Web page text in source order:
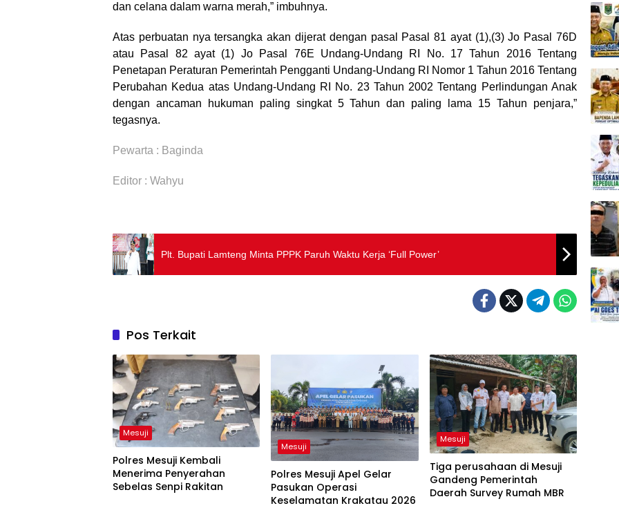
dan celana dalam warna merah,” imbuhnya.
Atas perbuatan nya tersangka akan dijerat dengan pasal Pasal 81 ayat (1),(3) Jo Pasal 76D
atau Pasal 82 ayat (1) Jo Pasal 76E Undang-Undang RI No. 17 Tahun 2016 Tentang
Penetapan Peraturan Pemerintah Pengganti Undang-Undang RI Nomor 1 Tahun 2016 Tentang
Perubahan Kedua atas Undang-Undang RI No. 23 Tahun 2002 Tentang Perlindungan Anak
dengan ancaman hukuman paling singkat 5 Tahun dan paling lama 15 Tahun penjara,”
tegasnya.
Pewarta : Baginda
Editor : Wahyu
Plt. Bupati Lamteng Minta PPPK Paruh Waktu Kerja ‘Full Power’
Pos Terkait
Mesuji
Polres Mesuji Kembali
Menerima Penyerahan
Sebelas Senpi Rakitan
Mesuji
Polres Mesuji Apel Gelar
Pasukan Operasi
Keselamatan Krakatau 2026
Mesuji
Tiga perusahaan di Mesuji
Gandeng Pemerintah
Daerah Survey Rumah MBR